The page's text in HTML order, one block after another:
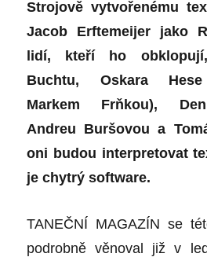
Strojově vytvořenému
Jacob Erftemeijer jako
lidí, kteří ho
Buchtu, Oskara Hese
Markem Frňkou),
Andreu Buršovou a
oni budou interpretovat
je chytrý software.
TANEČNÍ MAGAZÍN se
podrobně věnoval již v